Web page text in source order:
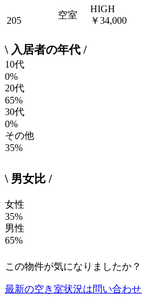
205
空室
HIGH
￥34,000
\ 入居者の年代 /
10代
0%
20代
65%
30代
0%
その他
35%
\ 男女比 /
女性
35%
男性
65%
この物件が気になりましたか？
最新の空き室状況は問い合わせ